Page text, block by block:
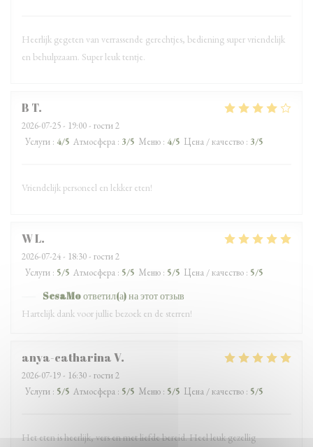
Heerlijk gegeten van verrassende gerechtjes, bediening super vriendelijk
en behulpzaam. Super leuk tentje.
B T
2026-07-25 - 19:00 - гости 2
Услуги : 4/5 Атмосфера : 3/5 Меню : 4/5 Цена / качество : 3/5
Vriendelijk personeel en lekker eten!
WL
2026-07-24 - 18:30 - гости 2
Услуги : 5/5 Атмосфера : 5/5 Меню : 5/5 Цена / качество : 5/5
SesaMoответил(а) на этот отзыв
Hartelijk dank voor jullie bezoek en de sterren!
anya-catharinaV
2026-07-19 - 16:30 - гости 2
Услуги : 5/5 Атмосфера : 5/5 Меню : 5/5 Цена / качество : 5/5
Het eten is heerlijk, vers en met liefde bereid. Heel leuk gezellig